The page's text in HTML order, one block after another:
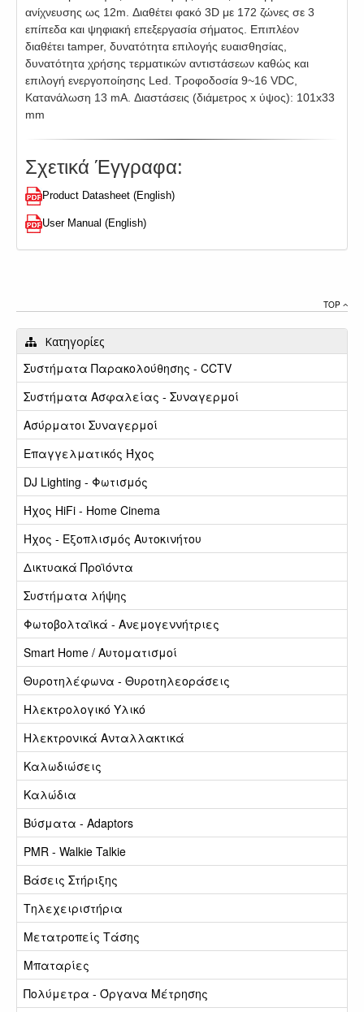
ανίχνευσης ως 12m. Διαθέτει φακό 3D με 172 ζώνες σε 3
επίπεδα και ψηφιακή επεξεργασία σήματος. Επιπλέον
διαθέτει tamper, δυνατότητα επιλογής ευαισθησίας,
δυνατότητα χρήσης τερματικών αντιστάσεων καθώς και
επιλογή ενεργοποίησης Led. Τροφοδοσία 9~16 VDC,
Κατανάλωση 13 mA. Διαστάσεις (διάμετρος x ύψος): 101x33
mm
Σχετικά Έγγραφα:
Product Datasheet (English)
User Manual (English)
TOP
Κατηγορίες
Συστήματα Παρακολούθησης - CCTV
Συστήματα Ασφαλείας - Συναγερμοί
Ασύρματοι Συναγερμοί
Επαγγελματικός Ήχος
DJ Lighting - Φωτισμός
Ήχος HiFi - Home Cinema
Ήχος - Εξοπλισμός Αυτοκινήτου
Δικτυακά Προϊόντα
Συστήματα λήψης
Φωτοβολταϊκά - Ανεμογεννήτριες
Smart Home / Αυτοματισμοί
Θυροτηλέφωνα - Θυροτηλεοράσεις
Ηλεκτρολογικό Υλικό
Ηλεκτρονικά Ανταλλακτικά
Καλωδιώσεις
Καλώδια
Βύσματα - Adaptors
PMR - Walkie Talkie
Βάσεις Στήριξης
Τηλεχειριστήρια
Μετατροπείς Τάσης
Μπαταρίες
Πολύμετρα - Όργανα Μέτρησης